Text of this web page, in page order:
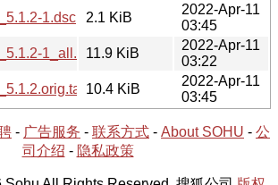
1.dsc
2.1 KiB
2022-Apr-11
03:45
1_all.deb11.9 KiB
2022-Apr-11
03:22
10.4 KiB
2022-Apr-11
03:45
- 广告服务 - 联系方式 - About SOHU - 公
司介绍 - 隐私政策